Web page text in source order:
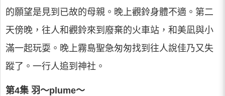
的願望是見到已故的母親。晚上觀鈴身體不適。第二
天傍晚，往人和觀鈴來到廢棄的火車站，和美凪與小
滿一起玩耍。晚上霧島聖急匆匆找到往人說佳乃又失
蹤了。一行人追到神社。
第4集 羽～plume～